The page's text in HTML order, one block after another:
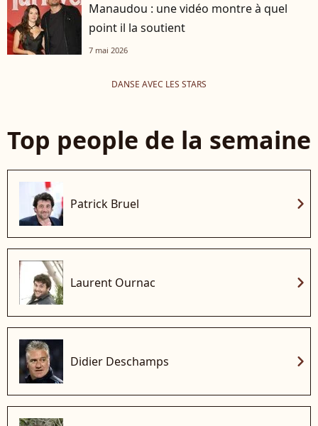
Manaudou : une vidéo montre à quel
point il la soutient
7 mai 2026
DANSE AVEC LES STARS
Top people de la semaine
Patrick Bruel chevron_right
Laurent Ournac chevron_right
Didier Deschamps chevron_right